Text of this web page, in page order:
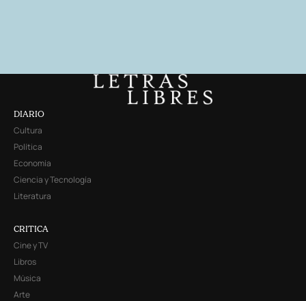
DIARIO
Cultura
Política
Economía
Ciencia y Tecnología
Literatura
CRITICA
Cine y TV
Libros
Música
Arte